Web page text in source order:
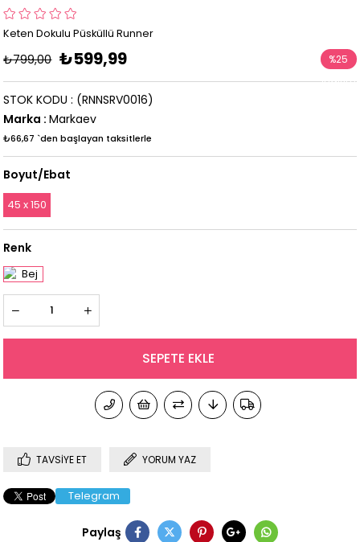
Keten Dokulu Püsküllü Runner
₺799,00 ₺599,99 %25
İndirim
(RNNSRV0016)
STOK KODU
Marka : Markaev
₺66,67 `den başlayan taksitlerle
Boyut/Ebat
45 x 150
Renk
TAVSIYE ET YORUM YAZ
Telegram
Paylaş